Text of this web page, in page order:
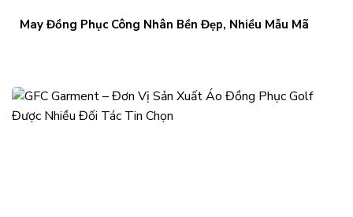
May Đồng Phục Công Nhân Bền Đẹp, Nhiều Mẫu Mã